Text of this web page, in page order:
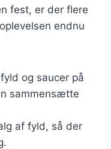
fest, er der flere
endnu
og saucer på
sammensætte
af fyld, så der